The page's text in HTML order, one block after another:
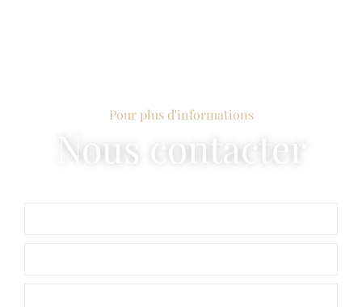
Pour plus d'informations
Nous contacter